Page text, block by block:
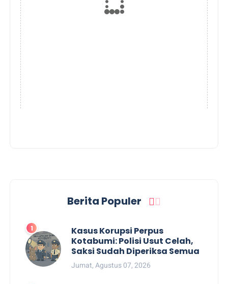
Berita Populer
Kasus Korupsi Perpus
Kotabumi: Polisi Usut Celah,
Saksi Sudah Diperiksa Semua
Jumat, Agustus 07, 2026